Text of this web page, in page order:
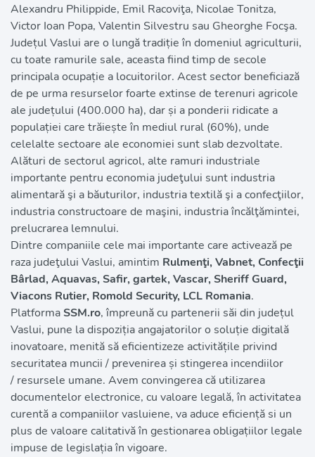
Alexandru Philippide, Emil Racoviţa, Nicolae Tonitza,
Victor Ioan Popa, Valentin Silvestru sau Gheorghe Focşa.
Județul Vaslui are o lungă tradiție în domeniul agriculturii,
cu toate ramurile sale, aceasta fiind timp de secole
principala ocupație a locuitorilor. Acest sector beneficiază
de pe urma resurselor foarte extinse de terenuri agricole
ale județului (400.000 ha), dar și a ponderii ridicate a
populației care trăiește în mediul rural (60%), unde
celelalte sectoare ale economiei sunt slab dezvoltate.
Alături de sectorul agricol, alte ramuri industriale
importante pentru economia judeţului sunt industria
alimentară şi a băuturilor, industria textilă şi a confecţiilor,
industria constructoare de maşini, industria încălţămintei,
prelucrarea lemnului.
Dintre companiile cele mai importante care activează pe
raza judeţului Vaslui, amintim Rulmenţi, Vabnet, Confecţii
Bârlad, Aquavas, Safir, gartek, Vascar, Sheriff Guard,
Viacons Rutier, Romold Security, LCL Romania.
Platforma SSM.ro, împreună cu partenerii săi din județul
Vaslui, pune la dispoziția angajatorilor o soluție digitală
inovatoare, menită să eficientizeze activitățile privind
securitatea muncii / prevenirea și stingerea incendiilor
/ resursele umane. Avem convingerea că utilizarea
documentelor electronice, cu valoare legală, în activitatea
curentă a companiilor vasluiene, va aduce eficiență si un
plus de valoare calitativă în gestionarea obligațiilor legale
impuse de legislația în vigoare.